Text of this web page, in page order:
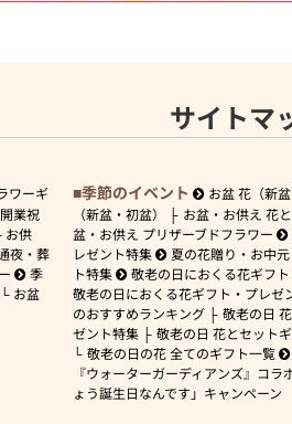
サイトマ
ワーギ
業祝
お供
夜・葬
季
お盆
季節のイベント お盆 花（新盆
（新盆・初盆）
お盆・お供え 花
盆・お供え プリザーブドフラワー
レゼント特集
夏の花贈り・お中
ト特集
敬老の日におくる花ギフ
敬老の日におくる花ギフト・プレゼ
のおすすめランキング
敬老の日
ゼント特集
敬老の日 花とセット
敬老の日の花 全てのギフト一覧
『ウォーターガーディアンズ』コラ
ょう誕生日なんです」キャンペーン